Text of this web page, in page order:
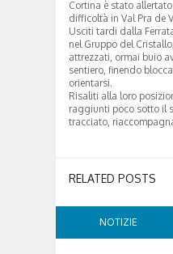
Cortina è stato
difficoltà in Val Pra de
Usciti tardi dalla
nel Gruppo del
attrezzati, ormai buio
sentiero, finendo
orientarsi.
Risaliti alla loro
raggiunti poco sotto il
tracciato,
RELATED POSTS
NOTIZIE